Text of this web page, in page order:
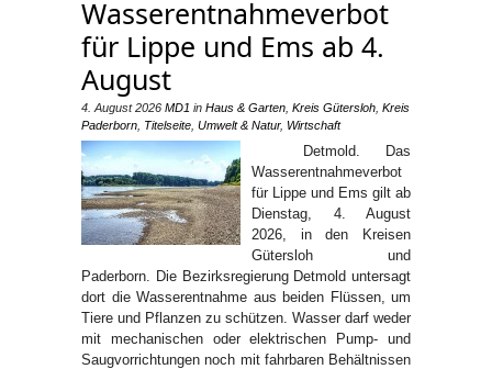
Wasserentnahmeverbot
für Lippe und Ems ab 4.
August
4. August 2026 MD1 in Haus & Garten Kreis Gütersloh Kreis
Paderborn Titelseite Umwelt & Natur, Wirtschaft
Detmold. Das
Wasserentnahmeverbot
für Lippe und Ems gilt ab
Dienstag, 4. August
2026, in den Kreisen
Gütersloh und
Paderborn. Die Bezirksregierung Detmold untersagt
dort die Wasserentnahme aus beiden Flüssen, um
Tiere und Pflanzen zu schützen. Wasser darf weder
mit mechanischen oder elektrischen Pump- und
Saugvorrichtungen noch mit fahrbaren Behältnissen